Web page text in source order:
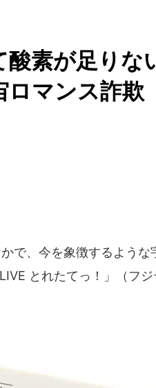
酸素が足り
ロマンス詐欺
で、今を象徴するような
とれたてっ！」（フ